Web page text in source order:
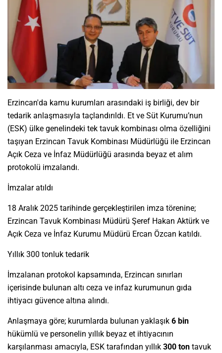
Erzincan'da kamu kurumları arasındaki iş birliği, dev bir
tedarik anlaşmasıyla taçlandırıldı. Et ve Süt Kurumu’nun
(ESK) ülke genelindeki tek tavuk kombinası olma özelliğini
taşıyan Erzincan Tavuk Kombinası Müdürlüğü ile Erzincan
Açık Ceza ve İnfaz Müdürlüğü arasında beyaz et alım
protokolü imzalandı.
İmzalar atıldı
18 Aralık 2025 tarihinde gerçekleştirilen imza törenine;
Erzincan Tavuk Kombinası Müdürü Şeref Hakan Aktürk ve
Açık Ceza ve İnfaz Kurumu Müdürü Ercan Özcan katıldı.
Yıllık 300 tonluk tedarik
İmzalanan protokol kapsamında, Erzincan sınırları
içerisinde bulunan altı ceza ve infaz kurumunun gıda
ihtiyacı güvence altına alındı.
Anlaşmaya göre; kurumlarda bulunan yaklaşık 6 bin
hükümlü ve personelin yıllık beyaz et ihtiyacının
karşılanması amacıyla, ESK tarafından yıllık 300 ton tavuk